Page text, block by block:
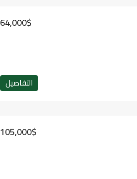
64,000$
التفاصيل
105,000$